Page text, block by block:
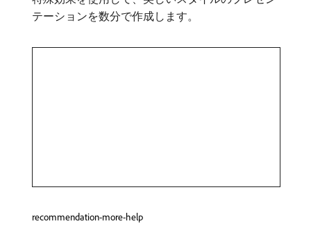
テーションを数分で作成します。
recommendation-more-help